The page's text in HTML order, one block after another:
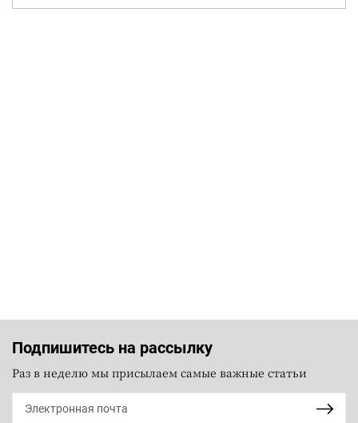
Подпишитесь на рассылку
Раз в неделю мы присылаем самые важные статьи